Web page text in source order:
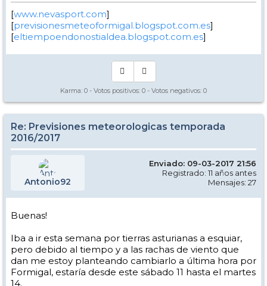
[www.nevasport.com]
[previsionesmeteoformigal.blogspot.com.es]
[eltiempoendonostialdea.blogspot.com.es]
Karma: 0 - Votos positivos: 0 - Votos negativos: 0
Re: Previsiones meteorologicas temporada
2016/2017
Antonio92
Enviado: 09-03-2017 21:56
Registrado: 11 años antes
Mensajes: 27
Buenas!
Iba a ir esta semana por tierras asturianas a esquiar,
pero debido al tiempo y a las rachas de viento que
dan me estoy planteando cambiarlo a última hora por
Formigal, estaría desde este sábado 11 hasta el martes
14.